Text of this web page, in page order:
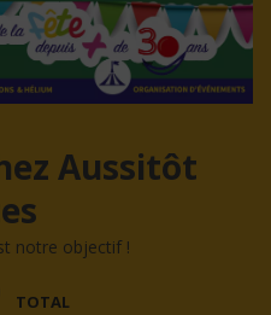
Aussitôt
notre objectif !
TOTAL